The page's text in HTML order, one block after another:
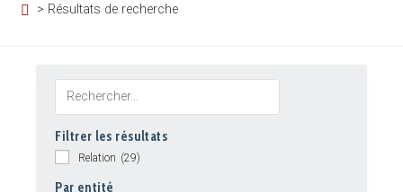
> Résultats de recherche
Filtrer les résultats
Relation (29)
Par entité